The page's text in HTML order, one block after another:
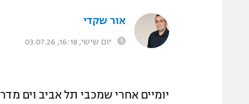
אור שקדי
יום שישי, 16:18, 03.07.26
יומיים אחרי שמכבי תל אביב וים